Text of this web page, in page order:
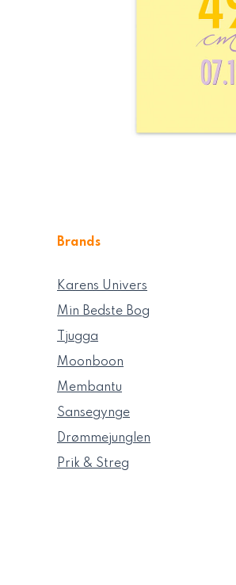
Brands
Karens Univers
Min Bedste Bog
Tjugga
Moonboon
Membantu
Sansegynge
Drømmejunglen
Prik & Streg